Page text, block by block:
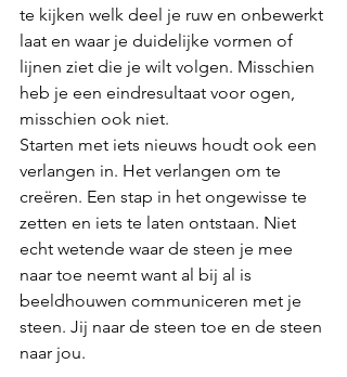
te kijken welk deel je ruw en onbewerkt
laat en waar je duidelijke vormen of
lijnen ziet die je wilt volgen. Misschien
heb je een eindresultaat voor ogen,
misschien ook niet.
Starten met iets nieuws houdt ook een
verlangen in. Het verlangen om te
creëren. Een stap in het ongewisse te
zetten en iets te laten ontstaan. Niet
echt wetende waar de steen je mee
naar toe neemt want al bij al is
beeldhouwen communiceren met je
steen. Jij naar de steen toe en de steen
naar jou.